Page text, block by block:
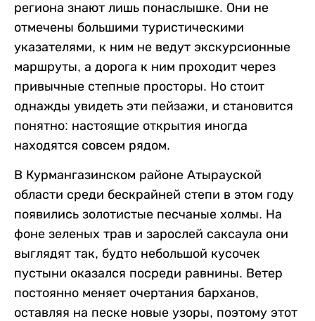
региона знают лишь понаслышке. Они не
отмечены большими туристическими
указателями, к ним не ведут экскурсионные
маршруты, а дорога к ним проходит через
привычные степные просторы. Но стоит
однажды увидеть эти пейзажи, и становится
понятно: настоящие открытия иногда
находятся совсем рядом.
В Курмангазинском районе Атырауской
области среди бескрайней степи в этом году
появились золотистые песчаные холмы. На
фоне зеленых трав и зарослей саксаула они
выглядят так, будто небольшой кусочек
пустыни оказался посреди равнины. Ветер
постоянно меняет очертания барханов,
оставляя на песке новые узоры, поэтому этот